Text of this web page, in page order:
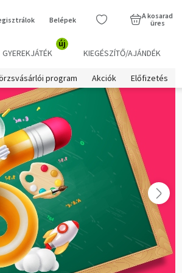
Belépek
A kosarad
üres
GYEREKJÁTÉK
új
KIEGÉSZÍTŐ/AJÁNDÉK
program Akciók Előfizetés